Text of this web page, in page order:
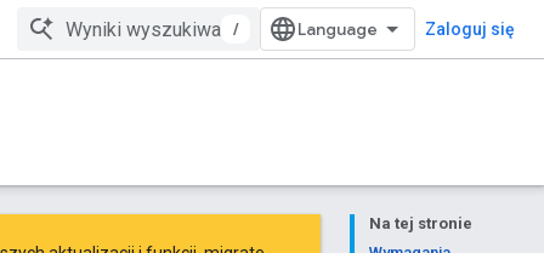
/ Zaloguj się
Na tej stronie